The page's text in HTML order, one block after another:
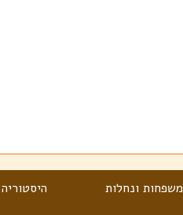
משפחות ונחלות